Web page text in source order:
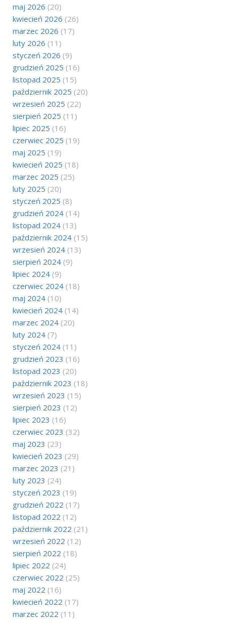
maj 2026 (20)
kwiecień 2026 (26)
marzec 2026 (17)
luty 2026 (11)
styczeń 2026 (9)
grudzień 2025 (16)
listopad 2025 (15)
październik 2025 (20)
wrzesień 2025 (22)
sierpień 2025 (11)
lipiec 2025 (16)
czerwiec 2025 (19)
maj 2025 (19)
kwiecień 2025 (18)
marzec 2025 (25)
luty 2025 (20)
styczeń 2025 (8)
grudzień 2024 (14)
listopad 2024 (13)
październik 2024 (15)
wrzesień 2024 (13)
sierpień 2024 (9)
lipiec 2024 (9)
czerwiec 2024 (18)
maj 2024 (10)
kwiecień 2024 (14)
marzec 2024 (20)
luty 2024 (7)
styczeń 2024 (11)
grudzień 2023 (16)
listopad 2023 (20)
październik 2023 (18)
wrzesień 2023 (15)
sierpień 2023 (12)
lipiec 2023 (16)
czerwiec 2023 (32)
maj 2023 (23)
kwiecień 2023 (29)
marzec 2023 (21)
luty 2023 (24)
styczeń 2023 (19)
grudzień 2022 (17)
listopad 2022 (12)
październik 2022 (21)
wrzesień 2022 (12)
sierpień 2022 (18)
lipiec 2022 (24)
czerwiec 2022 (25)
maj 2022 (16)
kwiecień 2022 (17)
marzec 2022 (11)